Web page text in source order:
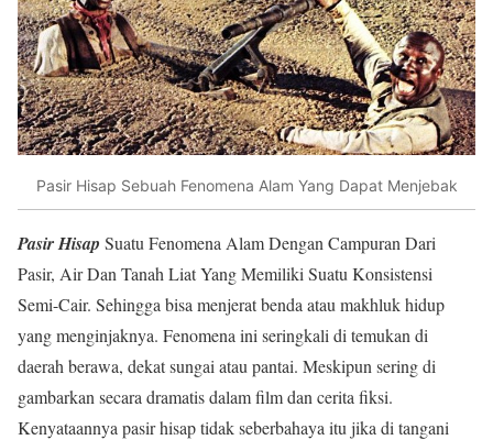
Pasir Hisap Sebuah Fenomena Alam Yang Dapat Menjebak
Pasir Hisap Suatu Fenomena Alam Dengan Campuran Dari
Pasir, Air Dan Tanah Liat Yang Memiliki Suatu Konsistensi
Semi-Cair. Sehingga bisa menjerat benda atau makhluk hidup
yang menginjaknya. Fenomena ini seringkali di temukan di
daerah berawa, dekat sungai atau pantai. Meskipun sering di
gambarkan secara dramatis dalam film dan cerita fiksi.
Kenyataannya pasir hisap tidak seberbahaya itu jika di tangani